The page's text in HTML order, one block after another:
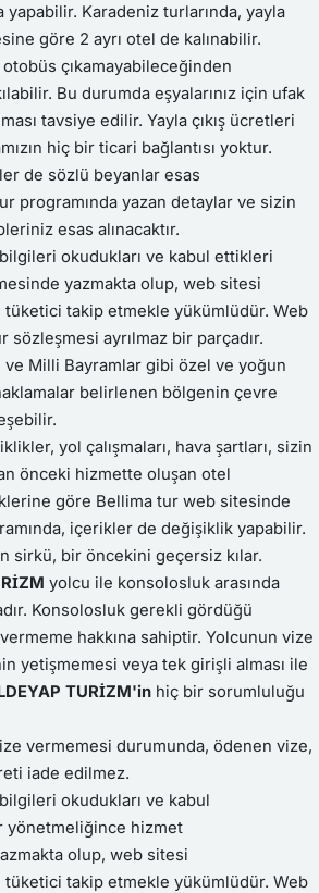
yapabilir. Karadeniz turlarında, yayla
göre 2 ayrı otel de kalınabilir.
otobüs çıkamayabileceğinden
Bu durumda eşyalarınız için ufak
tavsiye edilir. Yayla çıkış ücretleri
hiç bir ticari bağlantısı yoktur.
de sözlü beyanlar esas
programında yazan detaylar ve sizin
esas alınacaktır.
bilgileri okudukları ve kabul ettikleri
yazmakta olup, web sitesi
takip etmekle yükümlüdür. Web
sözleşmesi ayrılmaz bir parçadır.
ve Milli Bayramlar gibi özel ve yoğun
belirlenen bölgenin çevre
yol çalışmaları, hava şartları, sizin
önceki hizmette oluşan otel
göre Bellima tur web sitesinde
içerikler de değişiklik yapabilir.
sirkü, bir öncekini geçersiz kılar.
yolcu ile konsolosluk arasında
Konsolosluk gerekli gördüğü
hakkına sahiptir. Yolcunun vize
yetişmemesi veya tek girişli alması ile
TURİZM'in hiç bir sorumluluğu
vermemesi durumunda, ödenen vize,
iade edilmez.
bilgileri okudukları ve kabul
yönetmeliğince hizmet
olup, web sitesi
takip etmekle yükümlüdür. Web